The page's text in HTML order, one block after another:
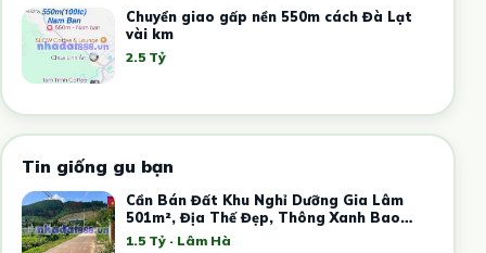
Chuyển giao gấp nền 550m cách Đà Lạt
vài km
2.5 Tỷ
Tin giống gu bạn
Cần Bán Đất Khu Nghỉ Dưỡng Gia Lâm
501m², Địa Thế Đẹp, Thông Xanh Bao
Quanh
1.5 Tỷ · Lâm Hà